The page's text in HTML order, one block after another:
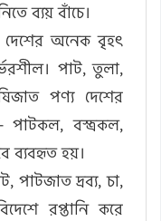
ব্যয় বাঁচে।
অনেক বৃহৎ
পাট, তুলা,
পণ্য দেশের
পাটকল, বস্ত্রকল,
ব্যবহৃত হয়।
পাটজাত দ্রব্য, চা,
রপ্তানি করে